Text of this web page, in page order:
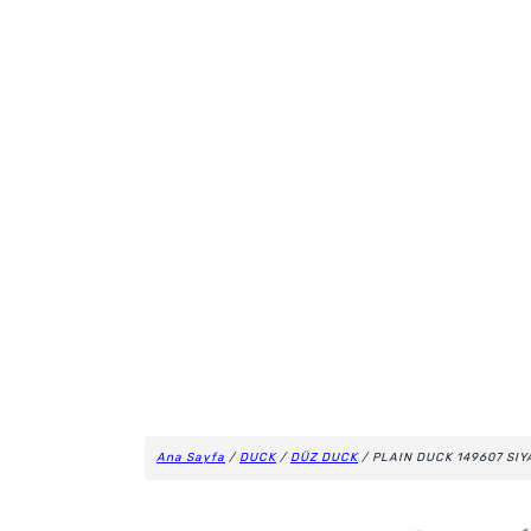
Ana Sayfa / DUCK/ DÜZ DUCK/ PLAIN DUCK 149607